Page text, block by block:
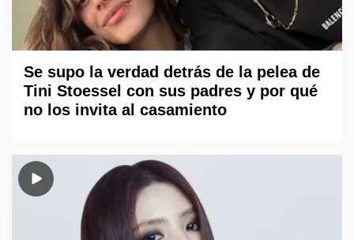
Se supo la verdad detrás de la pelea de
Tini Stoessel con sus padres y por qué
no los invita al casamiento